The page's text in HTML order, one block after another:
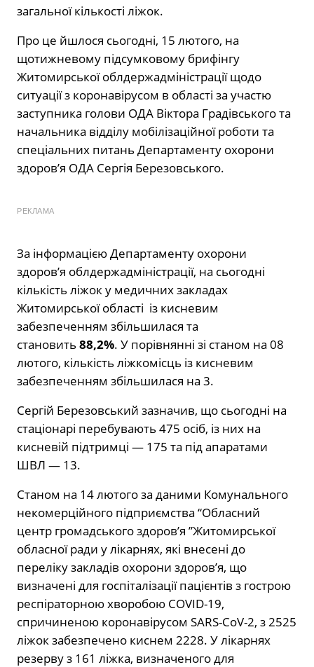
загальної кількості ліжок.
Про це йшлося сьогодні, 15 лютого, на
щотижневому підсумковому брифінгу
Житомирської облдержадміністрації щодо
ситуації з коронавірусом в області за участю
заступника голови ОДА Віктора Градівського та
начальника відділу мобілізаційної роботи та
спеціальних питань Департаменту охорони
здоров’я ОДА Сергія Березовського.
РЕКЛАМА
За інформацією Департаменту охорони
здоров’я облдержадміністрації, на сьогодні
кількість ліжок у медичних закладах
Житомирської області із кисневим
забезпеченням збільшилася та
становить 88,2%. У порівнянні зі станом на 08
лютого, кількість ліжкомісць із кисневим
забезпеченням збільшилася на 3.
Сергій Березовський зазначив, що сьогодні на
стаціонарі перебувають 475 осіб, із них на
кисневій підтримці — 175 та під апаратами
ШВЛ — 13.
Станом на 14 лютого за даними Комунального
некомерційного підприємства “Обласний
центр громадського здоров’я ”Житомирської
обласної ради у лікарнях, які внесені до
переліку закладів охорони здоров’я, що
визначені для госпіталізації пацієнтів з гострою
респіраторною хворобою COVID-19,
спричиненою коронавірусом SARS-CoV-2, з 2525
ліжок забезпечено киснем 2228. У лікарнях
резерву з 161 ліжка, визначеного для